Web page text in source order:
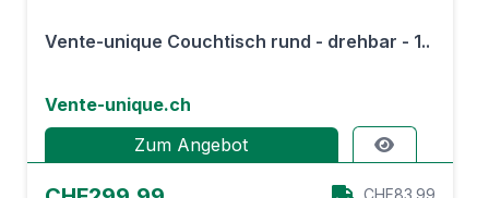
Vente-unique Couchtisch rund - drehbar - 1..
Vente-unique.ch
Zum Angebot
CHF83.99